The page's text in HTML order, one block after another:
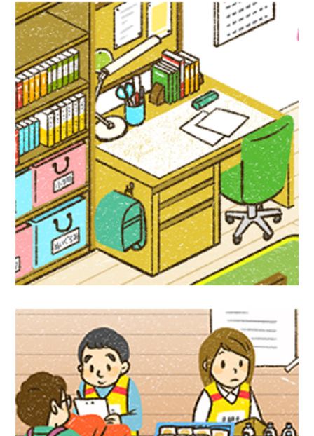
児童書イラスト『アクティブ！家庭科』偕
成社